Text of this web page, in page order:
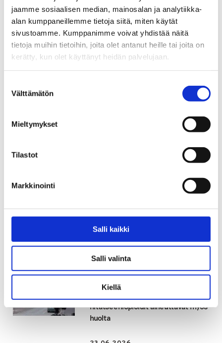
jaamme sosiaalisen median, mainosalan ja analytiikka-
alan kumppaneillemme tietoja siitä, miten käytät
sivustoamme. Kumppanimme voivat yhdistää näitä
tietoja muihin tietoihin, joita olet antanut heille tai joita on
kerätty, kun olet käyttänyt heidän palvelujaan.
valinta
Välttämätön
Mieltymykset
Tilastot
Markkinointi
Salli kaikki
Salli valinta
Kiellä
Helsingin Optimistit ry, Köyhyyden ja syrjäytymisen
vastainen verkosto EAPN-Finland,
Yhteiskuntatieteellinen tietoarkisto FSD ja
Palkansaajasäätiö ovat tukeneet julkaisun
painattamista sekä sen taustalla olevia tutkimuksia.
Jaa:
etenkin haavoittuvassa asemassa
23.06.2026
Tiedotteet
Heroiini palaamassa suomalaisille
nitatseeniopioidit aiheuttavat myös
huolta